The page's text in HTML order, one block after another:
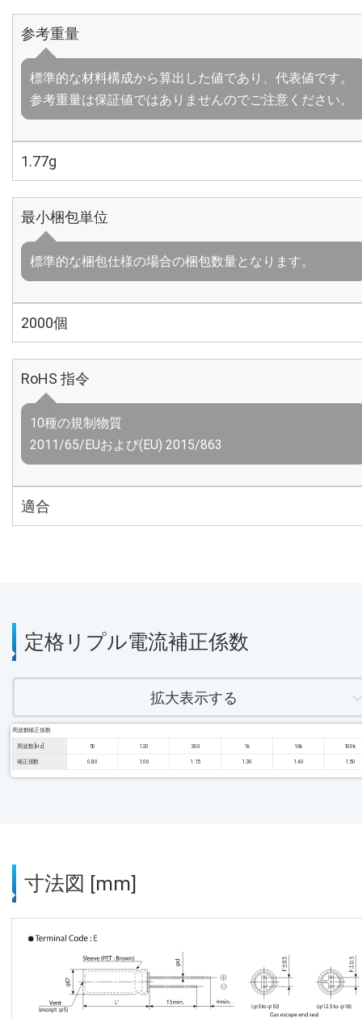
参考重量
標準的な材料構成から算出した値であり、代表値です。
参考重量は保証値ではありませんのでご注意ください。
1.77g
最小梱包単位
標準的な梱包仕様の場合の梱包数量となります。
2000個
RoHS 指令
10種の規制物質
2011/65/EUおよび(EU) 2015/863
適合
定格リプル電流補正係数
拡大表示する
周波数補正係数
周波数 [Hz] 50 120 300 1k 10k 100k
補正係数 0.80 1.00 1.15 1.30 1.40 1.50
寸法図 [mm]